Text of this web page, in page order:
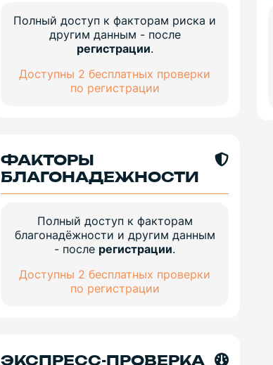
Полный доступ к факторам риска и
другим данным - после
регистрации.
Доступны 2 бесплатных проверки
по регистрации
ФАКТОРЫ
БЛАГОНАДЕЖНОСТИ
Полный доступ к факторам
благонадёжности и другим данным
- после регистрации.
Доступны 2 бесплатных проверки
по регистрации
ЭКСПРЕСС-ПРОВЕРКА